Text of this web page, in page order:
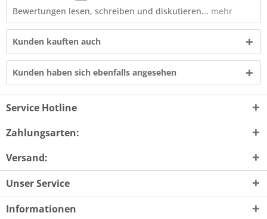
Bewertungen lesen, schreiben und diskutieren... mehr
Kunden kauften auch
Kunden haben sich ebenfalls angesehen
Service Hotline
Zahlungsarten:
Versand:
Unser Service
Informationen